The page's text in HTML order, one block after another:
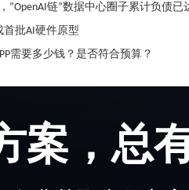
“OpenAI链”数据中心圈子累计负债已
首批AI硬件原型
需要多少钱？是否符合预算？
案，总